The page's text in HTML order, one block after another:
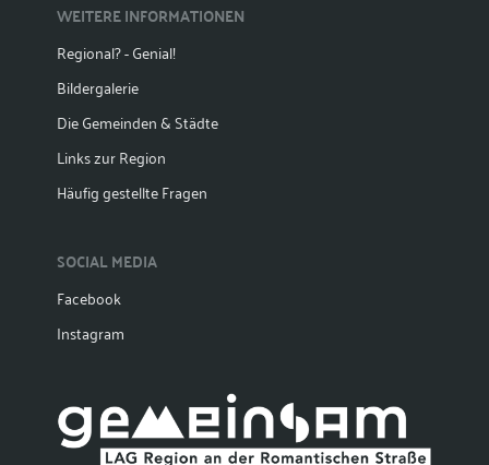
WEITERE INFORMATIONEN
Regional? - Genial!
Bildergalerie
Die Gemeinden & Städte
Links zur Region
Häufig gestellte Fragen
SOCIAL MEDIA
Facebook
Instagram